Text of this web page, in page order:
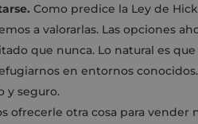
Como predice la Ley de
a valorarlas. Las opciones
que nunca. Lo natural es
en entornos
y seguro.
ofrecerle otra cosa para vender